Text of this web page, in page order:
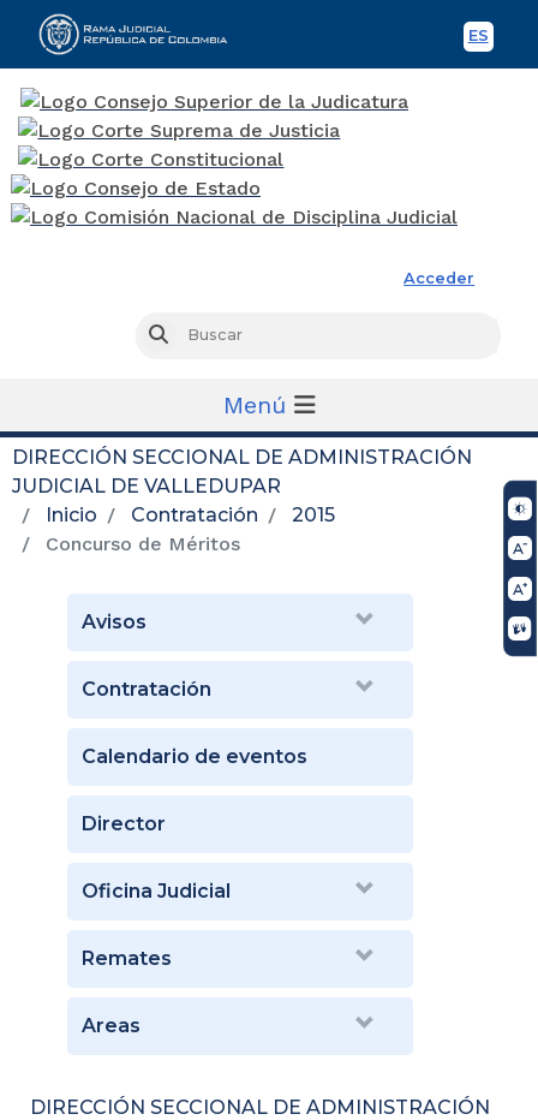
ES
Acceder
Buscar
Menú
DIRECCIÓN SECCIONAL DE ADMINISTRACIÓN
JUDICIAL DE VALLEDUPAR
Inicio
Contratación
2015
Concurso de Méritos
Avisos
Contratación
Calendario de eventos
Director
Oficina Judicial
Remates
Areas
DIRECCIÓN SECCIONAL DE ADMINISTRACIÓN